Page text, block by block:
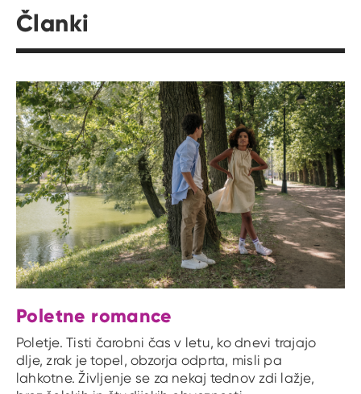
Članki
Poletne romance
Poletje. Tisti čarobni čas v letu, ko dnevi trajajo
dlje, zrak je topel, obzorja odprta, misli pa
lahkotne. Življenje se za nekaj tednov zdi lažje,